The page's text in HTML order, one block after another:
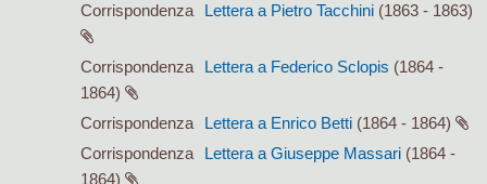
Corrispondenza
Lettera a Pietro Tacchini (1863 - 1863)
Corrispondenza Lettera a Federico Sclopis (1864 -
1864)
Corrispondenza
Lettera a Enrico Betti (1864 - 1864)
Corrispondenza
Lettera a Giuseppe Massari (1864 -
1864)